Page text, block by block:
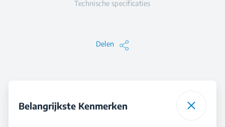
Technische specificaties
Delen
Belangrijkste Kenmerken